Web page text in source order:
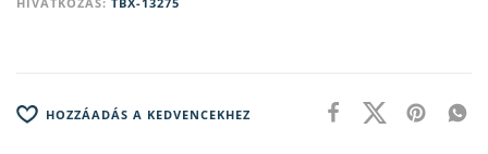
HOZZÁADÁS A KEDVENCEKHEZ